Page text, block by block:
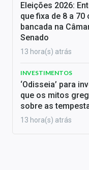
Eleições 2026:
que fixa de 8 a 70
bancada na
Senado
13 hora(s) atrás
INVESTIMENTOS
‘Odisseia’ para
que os mitos
sobre as
13 hora(s) atrás